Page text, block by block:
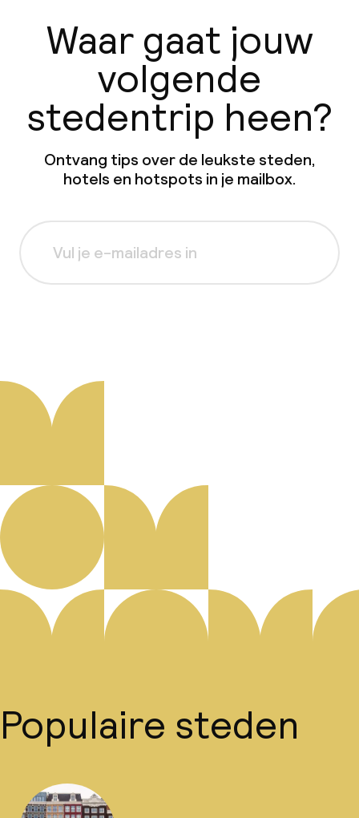
Waar gaat jouw
volgende
stedentrip heen?
Ontvang tips over de leukste steden,
hotels en hotspots in je mailbox.
Populaire steden